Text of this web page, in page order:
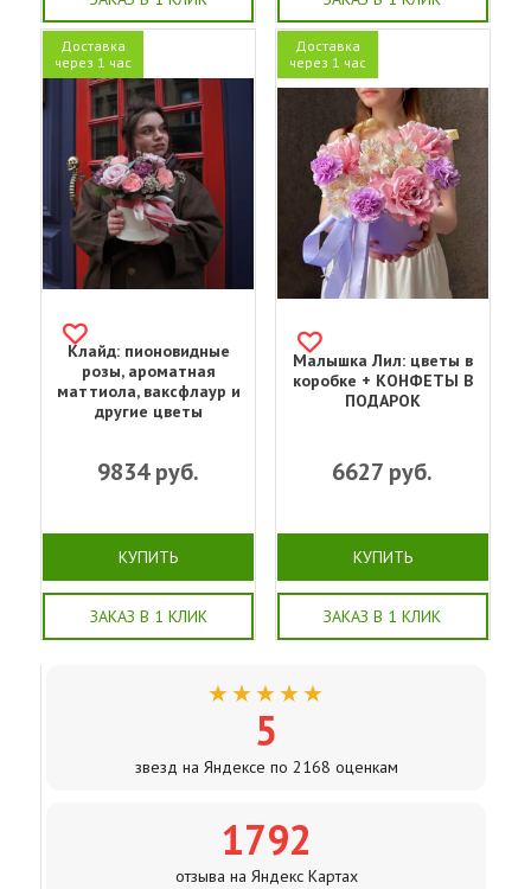
Доставка
через 1 час
Клайд: пионовидные
розы, ароматная
маттиола, ваксфлаур и
другие цветы
9834руб.
КУПИТЬ
ЗАКАЗ В 1 КЛИК
Доставка
через 1 час
Малышка Лил: цветы в
коробке + КОНФЕТЫ В
ПОДАРОК
6627 руб.
КУПИТЬ
ЗАКАЗ В 1 КЛИК
★★★★★
5
звезд на Яндексе по 2168 оценкам
1792
отзыва на Яндекс Картах